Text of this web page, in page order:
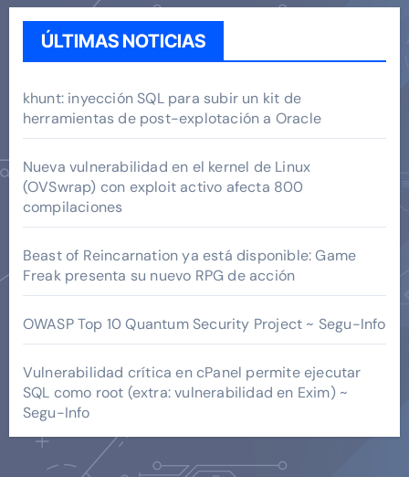
ÚLTIMAS NOTICIAS
khunt: inyección SQL para subir un kit de
herramientas de post-explotación a Oracle
Nueva vulnerabilidad en el kernel de Linux
(OVSwrap) con exploit activo afecta 800
compilaciones
Beast of Reincarnation ya está disponible: Game
Freak presenta su nuevo RPG de acción
OWASP Top 10 Quantum Security Project ~ Segu-Info
Vulnerabilidad crítica en cPanel permite ejecutar
SQL como root (extra: vulnerabilidad en Exim) ~
Segu-Info